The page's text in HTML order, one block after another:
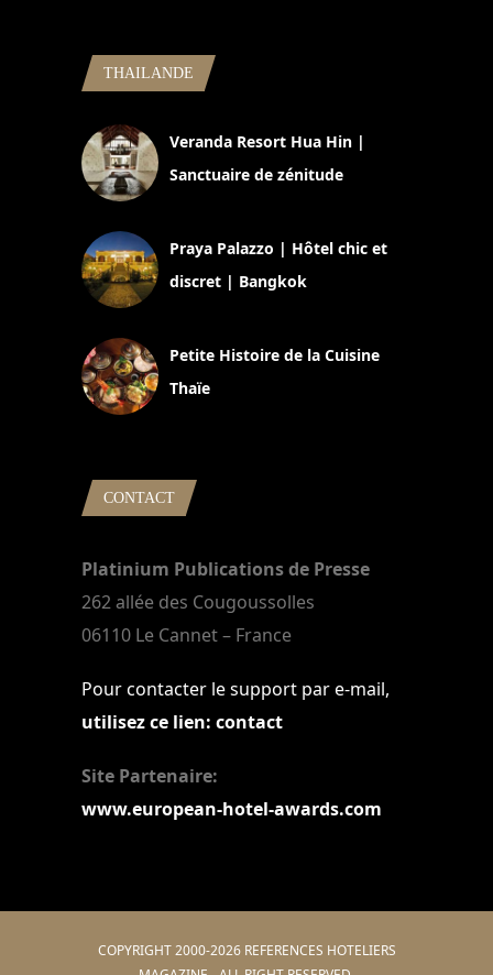
THAILANDE
Veranda Resort Hua Hin |
Sanctuaire de zénitude
Praya Palazzo | Hôtel chic et
discret | Bangkok
Petite Histoire de la Cuisine
Thaïe
CONTACT
Platinium Publications de Presse
262 allée des Cougoussolles
06110 Le Cannet – France
Pour contacter le support par e-mail,
utilisez ce lien: contact
Site Partenaire:
www.european-hotel-awards.com
COPYRIGHT 2000-2026 REFERENCES HOTELIERS